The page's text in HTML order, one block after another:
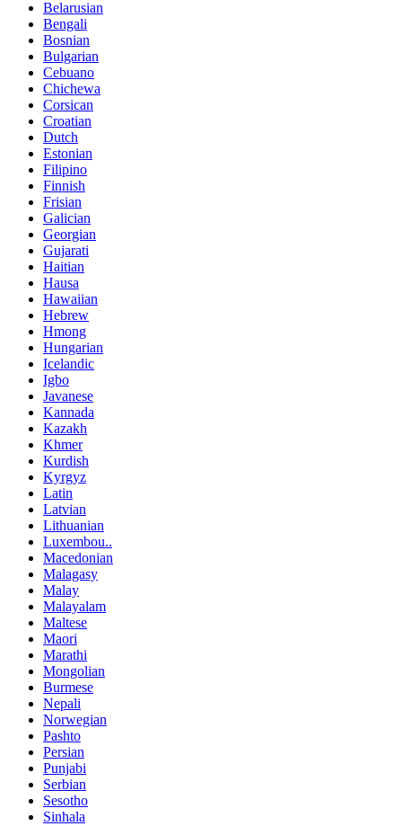
Belarusian
Bengali
Bosnian
Bulgarian
Cebuano
Chichewa
Corsican
Croatian
Dutch
Estonian
Filipino
Finnish
Frisian
Galician
Georgian
Gujarati
Haitian
Hausa
Hawaiian
Hebrew
Hmong
Hungarian
Icelandic
Igbo
Javanese
Kannada
Kazakh
Khmer
Kurdish
Kyrgyz
Latin
Latvian
Lithuanian
Luxembou..
Macedonian
Malagasy
Malay
Malayalam
Maltese
Maori
Marathi
Mongolian
Burmese
Nepali
Norwegian
Pashto
Persian
Punjabi
Serbian
Sesotho
Sinhala